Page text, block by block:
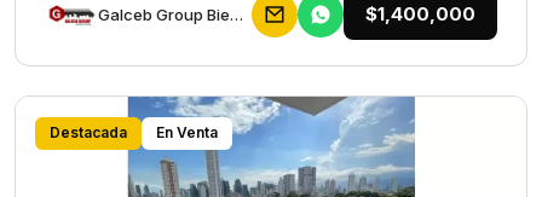
Galceb Group Bienes Raices $1,400,000
Destacada En Venta